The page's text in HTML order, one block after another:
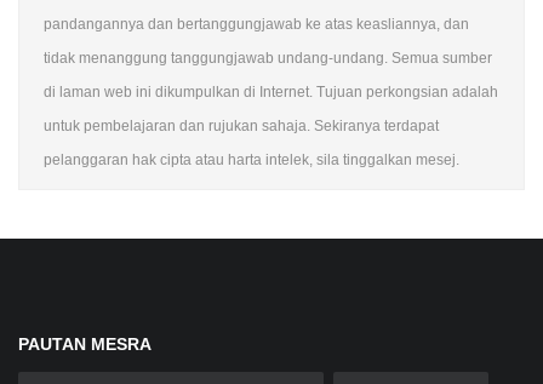
pandangannya dan bertanggungjawab ke atas keasliannya, dan
tidak menanggung tanggungjawab undang-undang. Semua sumber
di laman web ini dikumpulkan di Internet. Tujuan perkongsian adalah
untuk pembelajaran dan rujukan sahaja. Sekiranya terdapat
pelanggaran hak cipta atau harta intelek, sila tinggalkan mesej.
PAUTAN MESRA